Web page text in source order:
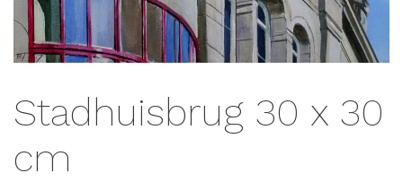
Stadhuisbrug 30 x 30
cm